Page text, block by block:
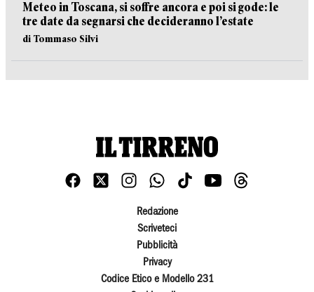
Meteo in Toscana, si soffre ancora e poi si gode: le
tre date da segnarsi che decideranno l’estate
di Tommaso Silvi
Redazione
Scriveteci
Pubblicità
Privacy
Codice Etico e Modello 231